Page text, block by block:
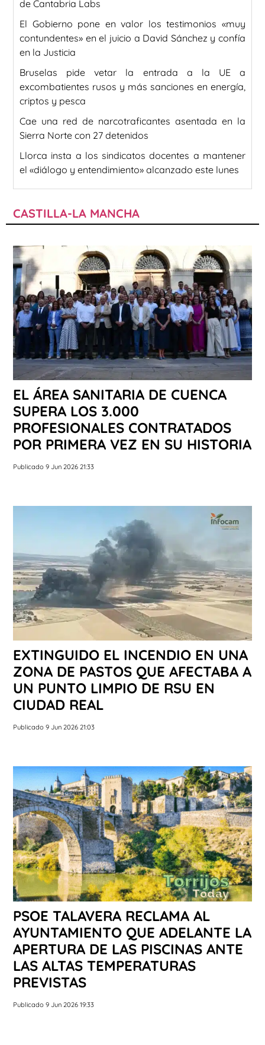
de Cantabria Labs
El Gobierno pone en valor los testimonios «muy
contundentes» en el juicio a David Sánchez y confía
en la Justicia
Bruselas pide vetar la entrada a la UE a
excombatientes rusos y más sanciones en energía,
criptos y pesca
Cae una red de narcotraficantes asentada en la
Sierra Norte con 27 detenidos
Llorca insta a los sindicatos docentes a mantener
el «diálogo y entendimiento» alcanzado este lunes
CASTILLA-LA MANCHA
EL ÁREA SANITARIA DE CUENCA
SUPERA LOS 3.000
PROFESIONALES CONTRATADOS
POR PRIMERA VEZ EN SU HISTORIA
Publicado 9 Jun 2026 21:33
EXTINGUIDO EL INCENDIO EN UNA
ZONA DE PASTOS QUE AFECTABA A
UN PUNTO LIMPIO DE RSU EN
CIUDAD REAL
Publicado 9 Jun 2026 21:03
PSOE TALAVERA RECLAMA AL
AYUNTAMIENTO QUE ADELANTE LA
APERTURA DE LAS PISCINAS ANTE
LAS ALTAS TEMPERATURAS
PREVISTAS
Publicado 9 Jun 2026 19:33